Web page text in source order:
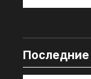
Последние